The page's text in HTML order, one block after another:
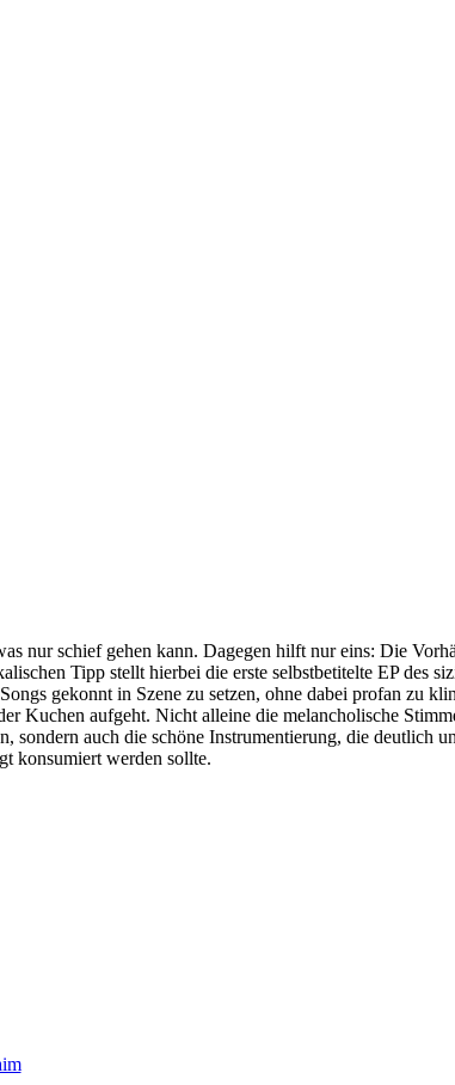
nur schief gehen kann. Dagegen hilft nur eins: Die
Tipp stellt hierbei die erste selbstbetitelte EP des
gekonnt in Szene zu setzen, ohne dabei profan zu
Kuchen aufgeht. Nicht alleine die melancholische
auch die schöne Instrumentierung, die deutlich
konsumiert werden sollte.